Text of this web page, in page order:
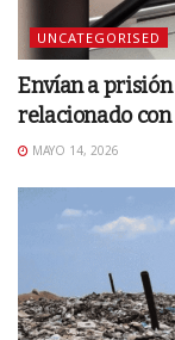
UNCATEGORISED
Envían a
relacionado
MAYO 14, 2026